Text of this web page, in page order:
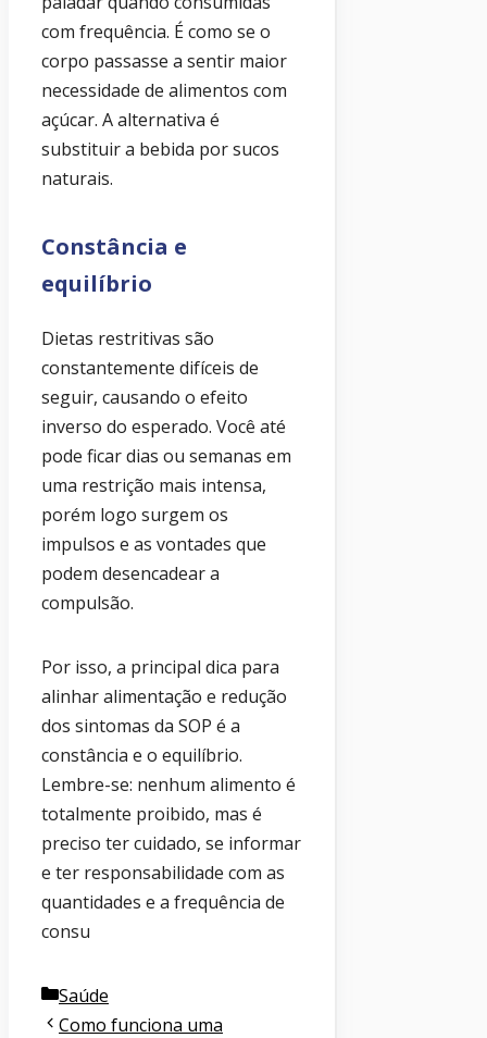
com frequência. É como se o
corpo passasse a sentir maior
necessidade de alimentos com
açúcar. A alternativa é
substituir a bebida por sucos
naturais.
Constância e
equilíbrio
Dietas restritivas são
constantemente difíceis de
seguir, causando o efeito
inverso do esperado. Você até
pode ficar dias ou semanas em
uma restrição mais intensa,
porém logo surgem os
impulsos e as vontades que
podem desencadear a
compulsão.
Por isso, a principal dica para
alinhar alimentação e redução
dos sintomas da SOP é a
constância e o equilíbrio.
Lembre-se: nenhum alimento é
totalmente proibido, mas é
preciso ter cuidado, se informar
e ter responsabilidade com as
quantidades e a frequência de
consu
Categorias
Saúde
Como funciona uma